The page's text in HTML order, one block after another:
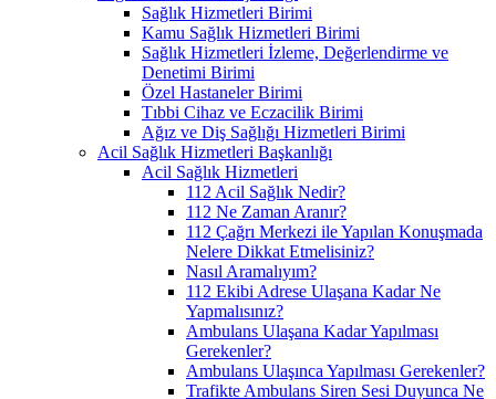
Sağlık Hizmetleri Birimi
Kamu Sağlık Hizmetleri Birimi
Sağlık Hizmetleri İzleme, Değerlendirme ve
Denetimi Birimi
Özel Hastaneler Birimi
Tıbbi Cihaz ve Eczacilik Birimi
Ağız ve Diş Sağlığı Hizmetleri Birimi
Acil Sağlık Hizmetleri Başkanlığı
Acil Sağlık Hizmetleri
112 Acil Sağlık Nedir?
112 Ne Zaman Aranır?
112 Çağrı Merkezi ile Yapılan Konuşmada
Nelere Dikkat Etmelisiniz?
Nasıl Aramalıyım?
112 Ekibi Adrese Ulaşana Kadar Ne
Yapmalısınız?
Ambulans Ulaşana Kadar Yapılması
Gerekenler?
Ambulans Ulaşınca Yapılması Gerekenler?
Trafikte Ambulans Siren Sesi Duyunca Ne